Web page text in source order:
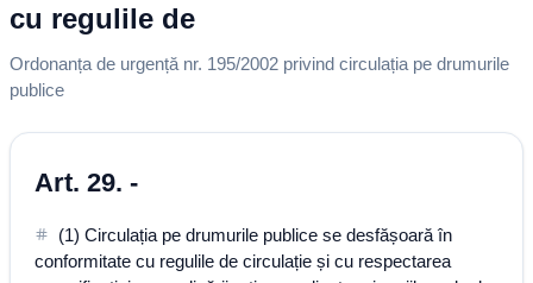
cu regulile de
Ordonanța de urgență nr. 195/2002 privind circulația pe drumurile
publice
Art. 29. -
(1) Circulația pe drumurile publice se desfășoară în
conformitate cu regulile de circulație și cu respectarea